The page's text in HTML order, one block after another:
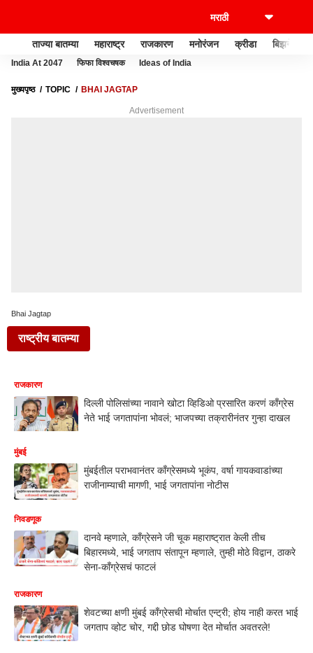
ताज्या बातम्या महाराष्ट्र राजकारण मनोरंजन क्रीडा बिझनेस
India At 2047 फिफा विश्वचषक Ideas of India
मुख्यपृष्ठ TOPIC BHAI JAGTAP
Advertisement
Bhai Jagtap
राष्ट्रीय बातम्या
राजकारण
दिल्ली पोलिसांच्या नावाने खोटा व्हिडिओ प्रसारित करणं काँग्रेस
नेते भाई जगतापांना भोवलं; भाजपच्या तक्रारीनंतर गुन्हा दाखल
मुंबई
मुंबईतील पराभवानंतर काँग्रेसमध्ये भूकंप, वर्षा गायकवाडांच्या
राजीनाम्याची मागणी, भाई जगतापांना नोटीस
निवडणूक
दानवे म्हणाले, काँग्रेसने जी चूक महाराष्ट्रात केली तीच
बिहारमध्ये, भाई जगताप संतापून म्हणाले, तुम्ही मोठे विद्वान, ठाकरे
सेना-काँग्रेसचं फाटलं
राजकारण
शेवटच्या क्षणी मुंबई काँग्रेसची मोर्चात एन्ट्री; होय नाही करत भाई
जगताप व्होट चोर, गद्दी छोड घोषणा देत मोर्चात अवतरले!